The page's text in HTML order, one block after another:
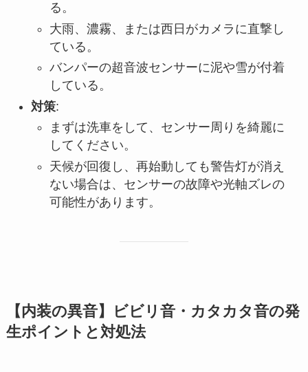
る。
大雨、濃霧、または西日がカメラに直撃し
ている。
バンパーの超音波センサーに泥や雪が付着
している。
対策:
まずは洗車をして、センサー周りを綺麗に
してください。
天候が回復し、再始動しても警告灯が消え
ない場合は、センサーの故障や光軸ズレの
可能性があります。
【内装の異音】ビビリ音・カタカタ音の発
生ポイントと対処法